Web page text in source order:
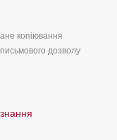
копіювання
дозволу